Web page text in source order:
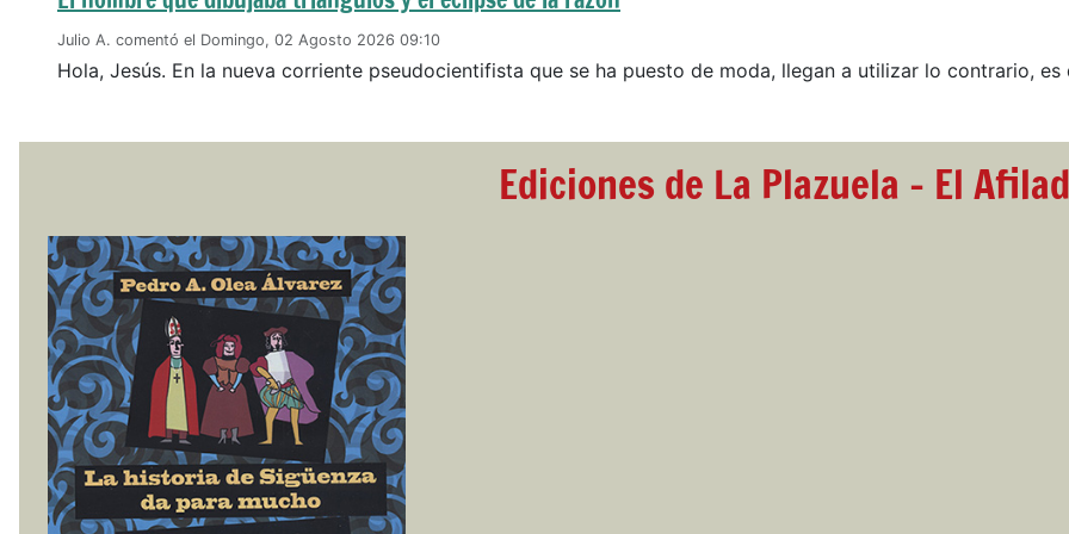
Julio A. comentó el Domingo, 02 Agosto 2026 09:10
Hola, Jesús. En la nueva corriente pseudocientifista que se ha puesto de moda, llegan a utilizar lo contrario,
Ediciones de La Plazuela - El